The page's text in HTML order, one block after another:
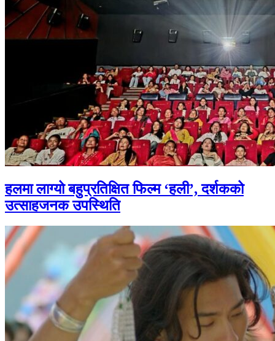
हलमा लाग्यो बहुप्रतिक्षित फिल्म ‘हली’, दर्शकको
उत्साहजनक उपस्थिति